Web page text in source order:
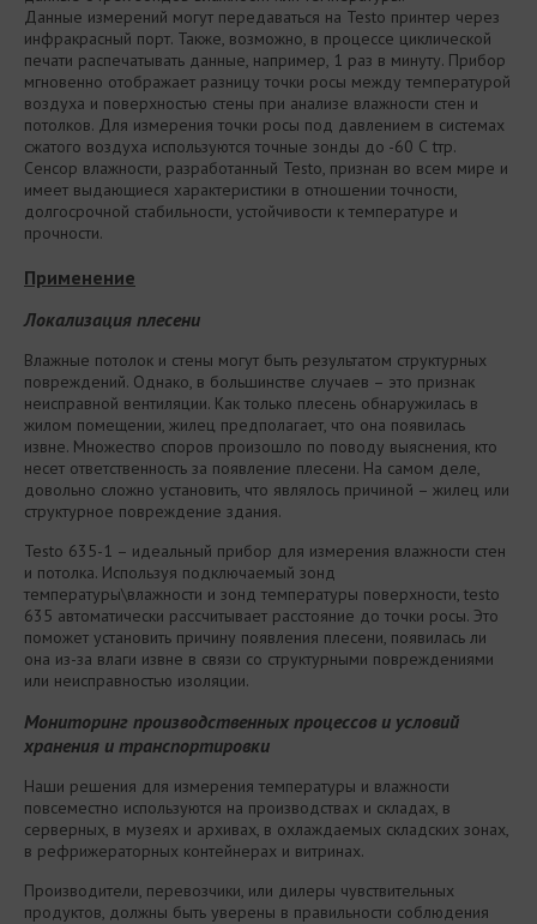
Данные измерений могут передаваться на Testo принтер через
инфракрасный порт. Также, возможно, в процессе циклической
печати распечатывать данные, например, 1 раз в минуту. Прибор
мгновенно отображает разницу точки росы между температурой
воздуха и поверхностью стены при анализе влажности стен и
потолков. Для измерения точки росы под давлением в системах
сжатого воздуха используются точные зонды до -60 С tтр.
Сенсор влажности, разработанный Testo, признан во всем мире и
имеет выдающиеся характеристики в отношении точности,
долгосрочной стабильности, устойчивости к температуре и
прочности.
Применение
Локализация плесени
Влажные потолок и стены могут быть результатом структурных
повреждений. Однако, в большинстве случаев – это признак
неисправной вентиляции. Как только плесень обнаружилась в
жилом помещении, жилец предполагает, что она появилась
извне. Множество споров произошло по поводу выяснения, кто
несет ответственность за появление плесени. На самом деле,
довольно сложно установить, что являлось причиной – жилец или
структурное повреждение здания.
Testo 635-1 – идеальный прибор для измерения влажности стен
и потолка. Используя подключаемый зонд
температуры\влажности и зонд температуры поверхности, testo
635 автоматически рассчитывает расстояние до точки росы. Это
поможет установить причину появления плесени, появилась ли
она из-за влаги извне в связи со структурными повреждениями
или неисправностью изоляции.
Мониторинг производственных процессов и условий
хранения и транспортировки
Наши решения для измерения температуры и влажности
повсеместно используются на производствах и складах, в
серверных, в музеях и архивах, в охлаждаемых складских зонах,
в рефрижераторных контейнерах и витринах.
Производители, перевозчики, или дилеры чувствительных
продуктов, должны быть уверены в правильности соблюдения